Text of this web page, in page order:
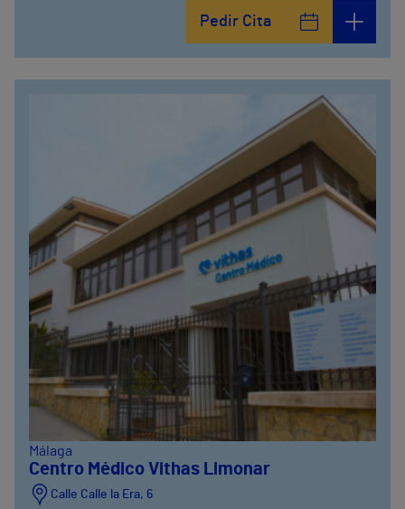
Pedir Cita
Málaga
Centro Médico Vithas Limonar
Calle Calle la Era, 6